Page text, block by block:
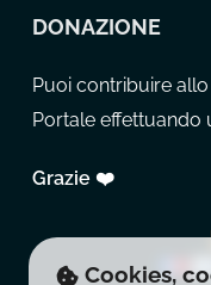
DONAZIONE
Puoi contribuire
Portale effettuando
Grazie ❤️
Cookies,